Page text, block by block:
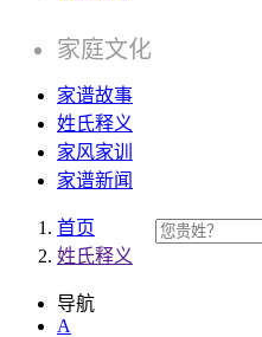
家庭文化
家谱故事
姓氏释义
家风家训
家谱新闻
首页
姓氏释义
导航
A